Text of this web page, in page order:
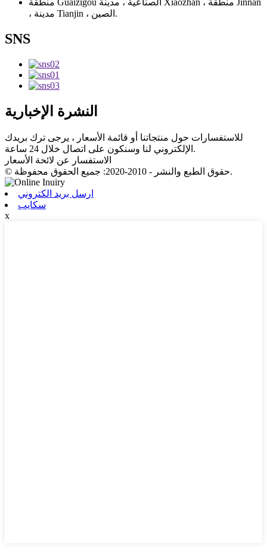
منطقة Guaizigou الصناعية ، مدينة Xiaozhan ، منطقة Jinnan
، مدينة Tianjin ، الصين.
SNS
النشرة الإخبارية
للاستفسارات حول منتجاتنا أو قائمة الأسعار ، يرجى ترك بريدك
الإلكتروني لنا وسنكون على اتصال خلال 24 ساعة.
الاستفسار عن لائحة الأسعار
© حقوق الطبع والنشر - 2010-2020: جميع الحقوق محفوظة.
ارسل بريد الكتروني
سكايب
x